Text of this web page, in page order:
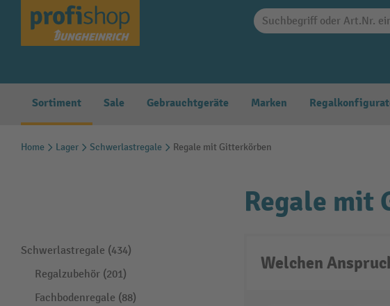
Zur Hauptnavigation springen
Sortiment Sale Gebrauchtgeräte Marken
Home Lager Schwerlastregale Regale mit Gitterkörben
Schwerlastregale (434)
Regalzubehör (201)
Fachbodenregale (88)
Regale mit
Welchen